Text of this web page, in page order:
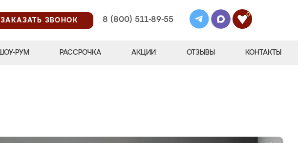
ЗАКАЗАТЬ ЗВОНОК
8 (800) 511-89-55
0
РУМ РАССРОЧКА АКЦИИ ОТЗЫВЫ КОНТАКТЫ